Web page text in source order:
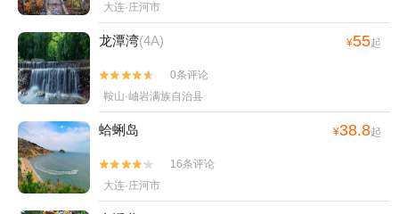
大连·庄河市
龙潭湾(4A) ¥55起


0条评论
鞍山·岫岩满族自治县
蛤蜊岛 ¥38.8起


16条评论
大连·庄河市